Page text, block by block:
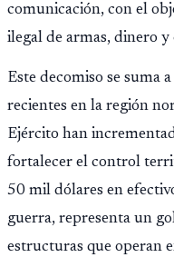
comunicación, con el
ilegal de armas, dinero y
Este decomiso se suma
recientes en la región
Ejército han
fortalecer el control
50 mil dólares en
guerra, representa un
estructuras que operan